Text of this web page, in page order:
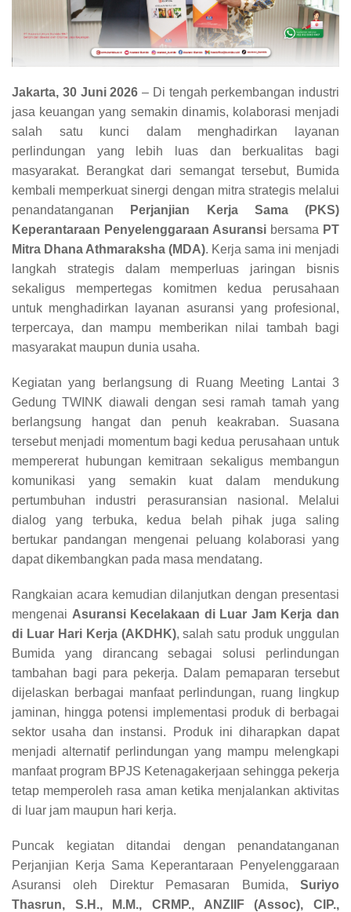
Jakarta, 30 Juni 2026 – Di tengah perkembangan industri
jasa keuangan yang semakin dinamis, kolaborasi menjadi
salah satu kunci dalam menghadirkan layanan
perlindungan yang lebih luas dan berkualitas bagi
masyarakat. Berangkat dari semangat tersebut, Bumida
kembali memperkuat sinergi dengan mitra strategis melalui
penandatanganan
Perjanjian Kerja Sama (PKS)
Keperantaraan Penyelenggaraan Asuransi bersama PT
Mitra Dhana Athmaraksha (MDA). Kerja sama ini menjadi
langkah strategis dalam memperluas jaringan bisnis
sekaligus mempertegas komitmen kedua perusahaan
untuk menghadirkan layanan asuransi yang profesional,
terpercaya, dan mampu memberikan nilai tambah bagi
masyarakat maupun dunia usaha.
Kegiatan yang berlangsung di Ruang Meeting Lantai 3
Gedung TWINK diawali dengan sesi ramah tamah yang
berlangsung hangat dan penuh keakraban. Suasana
tersebut menjadi momentum bagi kedua perusahaan untuk
mempererat hubungan kemitraan sekaligus membangun
komunikasi yang semakin kuat dalam mendukung
pertumbuhan industri perasuransian nasional. Melalui
dialog yang terbuka, kedua belah pihak juga saling
bertukar pandangan mengenai peluang kolaborasi yang
dapat dikembangkan pada masa mendatang.
Rangkaian acara kemudian dilanjutkan dengan presentasi
mengenai Asuransi Kecelakaan di Luar Jam Kerja dan
di Luar Hari Kerja (AKDHK), salah satu produk unggulan
Bumida yang dirancang sebagai solusi perlindungan
tambahan bagi para pekerja. Dalam pemaparan tersebut
dijelaskan berbagai manfaat perlindungan, ruang lingkup
jaminan, hingga potensi implementasi produk di berbagai
sektor usaha dan instansi. Produk ini diharapkan dapat
menjadi alternatif perlindungan yang mampu melengkapi
manfaat program BPJS Ketenagakerjaan sehingga pekerja
tetap memperoleh rasa aman ketika menjalankan aktivitas
di luar jam maupun hari kerja.
Puncak kegiatan ditandai dengan penandatanganan
Perjanjian Kerja Sama Keperantaraan Penyelenggaraan
Asuransi oleh Direktur Pemasaran Bumida, Suriyo
Thasrun, S.H., M.M., CRMP., ANZIIF (Assoc), CIP.,